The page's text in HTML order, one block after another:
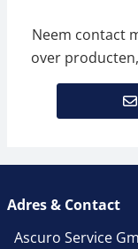
Neem contact
over
Adres & Contact
Ascuro Service